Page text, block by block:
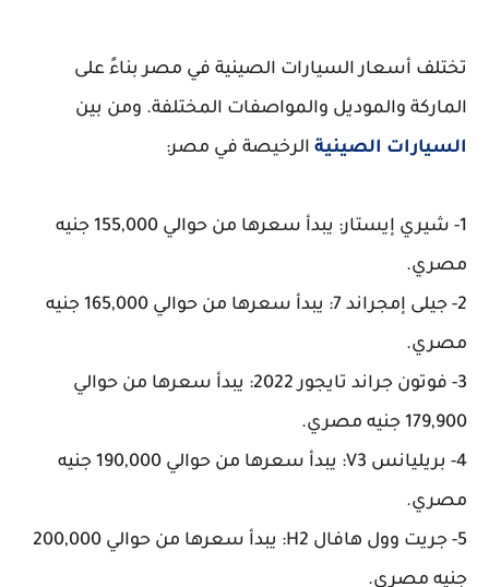
تختلف أسعار السيارات الصينية في مصر بناءً على
الماركة والموديل والمواصفات المختلفة. ومن بين
السيارات الصينية الرخيصة في مصر:
1- شيري إيستار: يبدأ سعرها من حوالي 155,000 جنيه
مصري.
2- جيلى إمجراند 7: يبدأ سعرها من حوالي 165,000 جنيه
مصري.
3- فوتون جراند تايجور 2022: يبدأ سعرها من حوالي
179,900 جنيه مصري.
4- بريليانس V3: يبدأ سعرها من حوالي 190,000 جنيه
مصري.
5- جريت وول هافال H2: يبدأ سعرها من حوالي 200,000
جنيه مصري.